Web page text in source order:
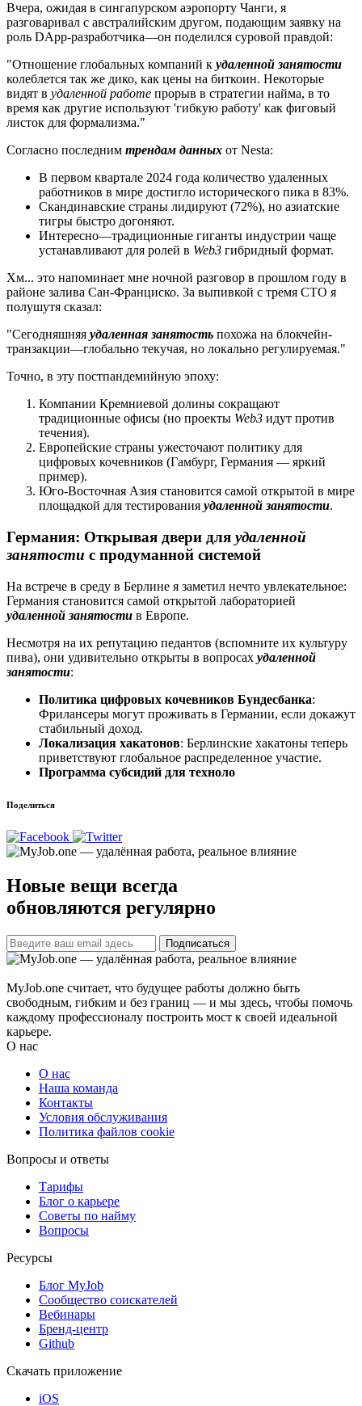
Вчера, ожидая в сингапурском аэропорту Чанги, я
разговаривал с австралийским другом, подающим заявку на
роль DApp-разработчика—он поделился суровой правдой:
"Отношение глобальных компаний к удаленной занятости
колеблется так же дико, как цены на биткоин. Некоторые
видят в удаленной работе прорыв в стратегии найма, в то
время как другие используют 'гибкую работу' как фиговый
листок для формализма."
Согласно последним трендам данных от Nesta:
В первом квартале 2024 года количество удаленных
работников в мире достигло исторического пика в 83%.
Скандинавские страны лидируют (72%), но азиатские
тигры быстро догоняют.
Интересно—традиционные гиганты индустрии чаще
устанавливают для ролей в Web3 гибридный формат.
Хм... это напоминает мне ночной разговор в прошлом году в
районе залива Сан-Франциско. За выпивкой с тремя CTO я
полушутя сказал:
"Сегодняшняя удаленная занятость похожа на блокчейн-
транзакции—глобально текучая, но локально регулируемая."
Точно, в эту постпандемийную эпоху:
Компании Кремниевой долины сокращают
традиционные офисы (но проекты Web3 идут против
течения).
Европейские страны ужесточают политику для
цифровых кочевников (Гамбург, Германия — яркий
пример).
Юго-Восточная Азия становится самой открытой в мире
площадкой для тестирования удаленной занятости.
Германия: Открывая двери для удаленной
занятости с продуманной системой
На встрече в среду в Берлине я заметил нечто увлекательное:
Германия становится самой открытой лабораторией
удаленной занятости в Европе.
Несмотря на их репутацию педантов (вспомните их культуру
пива), они удивительно открыты в вопросах удаленной
занятости:
Политика цифровых кочевников Бундесбанка:
Фрилансеры могут проживать в Германии, если докажут
стабильный доход.
Локализация хакатонов: Берлинские хакатоны теперь
приветствуют глобальное распределенное участие.
Программа субсидий для техноло
Поделиться
Новые вещи всегда
обновляются регулярно
Подписаться
MyJob.one считает, что будущее работы должно быть
свободным, гибким и без границ — и мы здесь, чтобы помочь
каждому профессионалу построить мост к своей идеальной
карьере.
О нас
О нас
Наша команда
Контакты
Условия обслуживания
Политика файлов cookie
Вопросы и ответы
Тарифы
Блог о карьере
Советы по найму
Вопросы
Ресурсы
Блог MyJob
Сообщество соискателей
Вебинары
Бренд-центр
Github
Скачать приложение
iOS